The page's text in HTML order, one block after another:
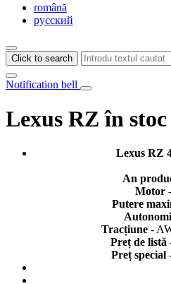
română
русский
Click to search
Notification bell
Lexus RZ în stoc
Lexus RZ
An
Motor
Putere
Tracțiune-
Preț de listă
Preț special